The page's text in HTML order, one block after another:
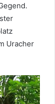
Uracher